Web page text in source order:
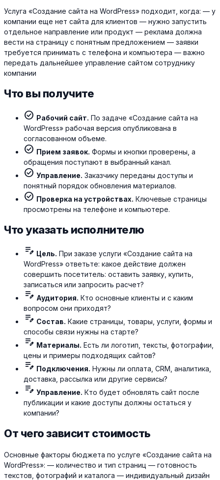
Услуга «Создание сайта на WordPress» подходит, когда: — у
компании еще нет сайта для клиентов — нужно запустить
отдельное направление или продукт — реклама должна
вести на страницу с понятным предложением — заявки
требуется принимать с телефона и компьютера — важно
передать дальнейшее управление сайтом сотруднику
компании
Что вы получите
check_circle Рабочий сайт. По задаче «Создание сайта на
WordPress» рабочая версия опубликована в
согласованном объеме.
check_circle Прием заявок. Формы и кнопки проверены, а
обращения поступают в выбранный канал.
check_circle Управление. Заказчику переданы доступы и
понятный порядок обновления материалов.
check_circle Проверка на устройствах. Ключевые страницы
просмотрены на телефоне и компьютере.
Что указать исполнителю
edit_note Цель. При заказе услуги «Создание сайта на
WordPress» ответьте: какое действие должен
совершить посетитель: оставить заявку, купить,
записаться или запросить расчет?
edit_note Аудитория. Кто основные клиенты и с каким
вопросом они приходят?
edit_note Состав. Какие страницы, товары, услуги, формы и
способы связи нужны на старте?
edit_note Материалы. Есть ли логотип, тексты, фотографии,
цены и примеры подходящих сайтов?
edit_note Подключения. Нужны ли оплата, CRM, аналитика,
доставка, рассылка или другие сервисы?
edit_note Управление. Кто будет обновлять сайт после
публикации и какие доступы должны остаться у
компании?
От чего зависит стоимость
Основные факторы бюджета по услуге «Создание сайта на
WordPress»: — количество и тип страниц — готовность
текстов, фотографий и каталога — индивидуальный дизайн